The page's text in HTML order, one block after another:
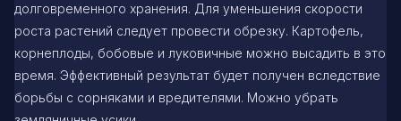
долговременного хранения. Для уменьшения скорости
роста растений следует провести обрезку. Картофель,
корнеплоды, бобовые и луковичные можно высадить в это
время. Эффективный результат будет получен вследствие
борьбы с сорняками и вредителями. Можно убрать